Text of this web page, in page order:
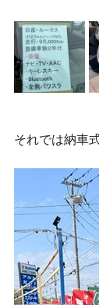
それでは納車